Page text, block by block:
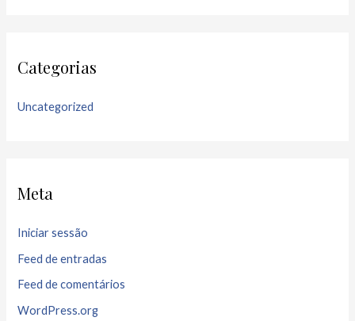
Categorias
Uncategorized
Meta
Iniciar sessão
Feed de entradas
Feed de comentários
WordPress.org